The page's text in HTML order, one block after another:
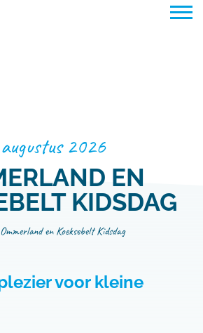
2026
EN
KIDSDAG
Ommerland en Koeksebelt Kidsdag
voor kleine